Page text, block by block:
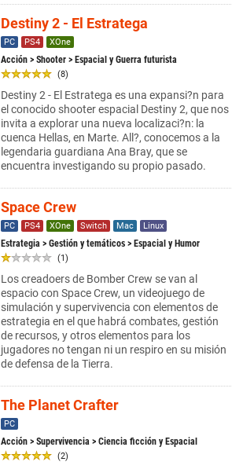
Destiny 2 - El Estratega
PC PS4 XOne
Acción > Shooter > Espacial y Guerra futurista
(8)
Destiny 2 - El Estratega es una expansi?n para
el conocido shooter espacial Destiny 2, que nos
invita a explorar una nueva localizaci?n: la
cuenca Hellas, en Marte. All?, conocemos a la
legendaria guardiana Ana Bray, que se
encuentra investigando su propio pasado.
Space Crew
PC PS4 XOne Switch Mac Linux
Estrategia > Gestión y temáticos > Espacial y Humor
(1)
Los creadoers de Bomber Crew se van al
espacio con Space Crew, un videojuego de
simulación y supervivencia con elementos de
estrategia en el que habrá combates, gestión
de recursos, y otros elementos para los
jugadores no tengan ni un respiro en su misión
de defensa de la Tierra.
The Planet Crafter
PC
Acción > Supervivencia > Ciencia ficción y Espacial
(2)